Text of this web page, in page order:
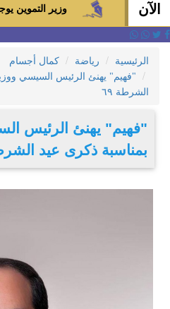
الآن وزير التموين يوجه بتخفيض سعر الدواجن المجمدة
الرئيسية رياضة
كمال أجسام
"فهيم" يهنئ الرئيس السيسي
الشرطة ٦٩
"فهيم" يهنئ الرئيس
بمناسبة ذكرى عيد